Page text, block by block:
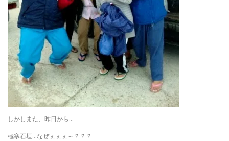
しかしまた、昨日から…
極寒石垣…なぜぇぇぇ～？？？